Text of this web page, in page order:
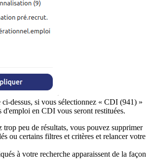
dessus, si vous sélectionnez « CDI (941) »
d'emploi en CDI vous seront restituées.
trop peu de résultats, vous pouvez supprimer
ou certains filtres et critères et relancer votre
à votre recherche apparaissent de la façon